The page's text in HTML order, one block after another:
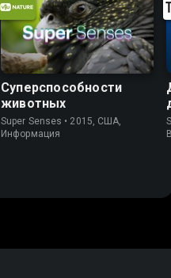
Суперспособности
животных
Super Senses • 2015, США,
Информация